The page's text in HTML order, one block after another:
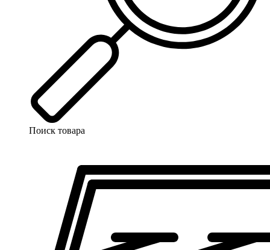
Поиск товара